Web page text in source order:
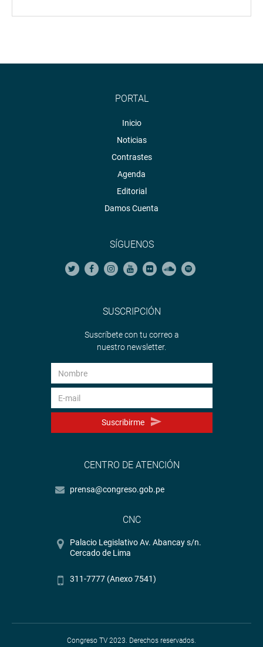
PORTAL
Inicio
Noticias
Contrastes
Agenda
Editorial
Damos Cuenta
SÍGUENOS
SUSCRIPCIÓN
Suscríbete con tu correo a
nuestro newsletter.
Suscribirme
CENTRO DE ATENCIÓN
prensa@congreso.gob.pe
CNC
Palacio Legislativo Av. Abancay s/n.
Cercado de Lima
311-7777 (Anexo 7541)
Congreso TV 2023. Derechos reservados.